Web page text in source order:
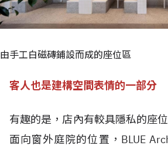
由手工白磁磚鋪設而成的座位區
客人也是建構空間表情的一部分
有趣的是，店內有較具隱私的座
面向窗外庭院的位置，BLUE